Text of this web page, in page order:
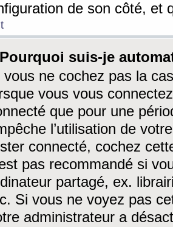
de son côté, et
suis-je
vous ne cochez pas la
vous vous
que pour une
l’utilisation de
connecté, cochez
pas recommandé si
partagé, ex.
Si vous ne voyez pas
administrateur a